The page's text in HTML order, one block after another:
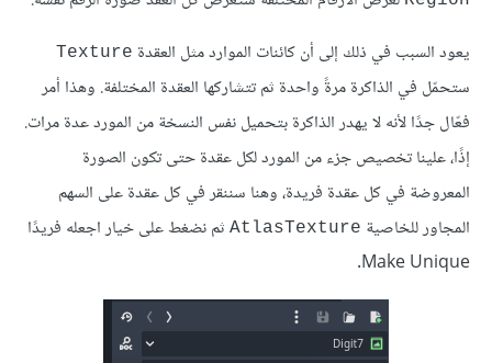
يعود السبب في ذلك إلى أن كائنات الموارد مثل العقدة Texture
ستحمّل في الذاكرة مرةً واحدة ثم تتشاركها العقدة المختلفة. وهذا أمر
فعّال جدًا لأنه لا يهدر الذاكرة بتحميل نفس النسخة من المورد عدة مرات.
إذًا، علينا تخصيص جزء من المورد لكل عقدة حتى تكون الصورة
المعروضة في كل عقدة فريدة، وهنا سننقر في كل عقدة على السهم
المجاور للخاصية AtlasTexture ثم نضغط على خيار اجعله فريدًا
Make Unique.